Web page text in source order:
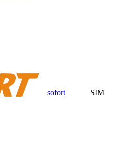
sofort SIM